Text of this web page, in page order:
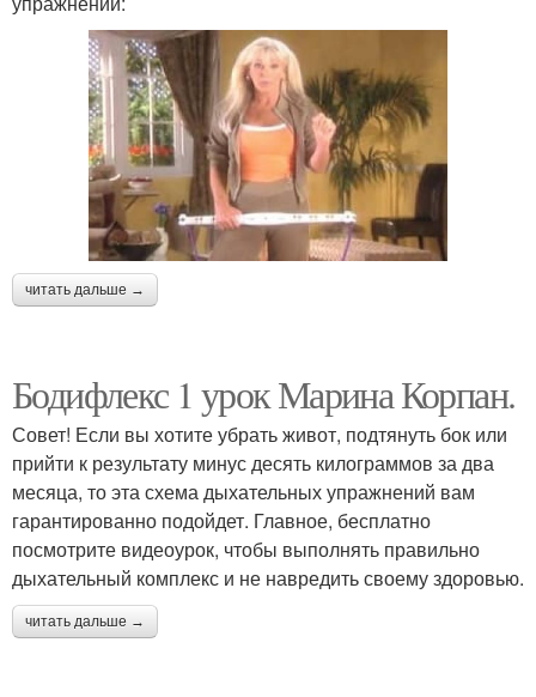
читать дальше →
Бодифлекс 1 урок Марина Корпан.
Совет! Если вы хотите убрать живот, подтянуть бок или
прийти к результату минус десять килограммов за два
месяца, то эта схема дыхательных упражнений вам
гарантированно подойдет. Главное, бесплатно
посмотрите видеоурок, чтобы выполнять правильно
дыхательный комплекс и не навредить своему здоровью.
читать дальше →